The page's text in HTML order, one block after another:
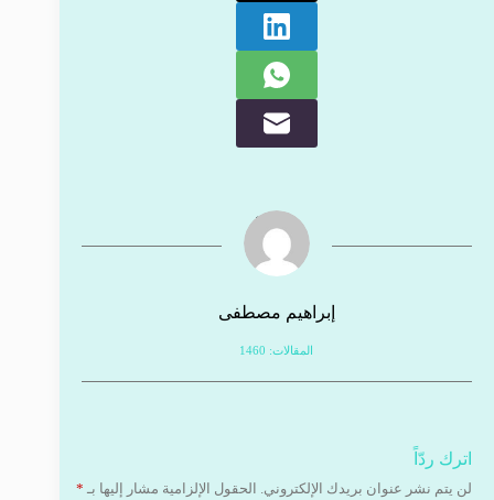
إبراهيم مصطفى
المقالات: 1460
اترك ردّاً
لن يتم نشر عنوان بريدك الإلكتروني. الحقول الإلزامية مشار إليها بـ *